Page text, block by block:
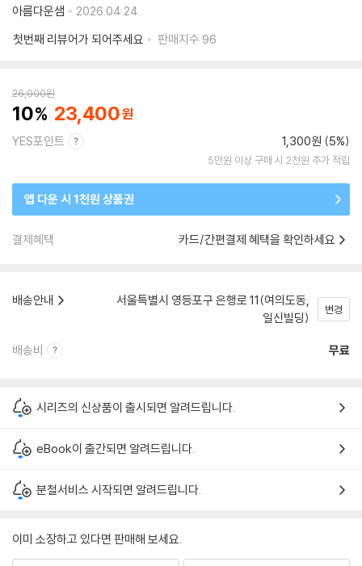
아름다운샘
2026.04.24.
첫번째 리뷰어가 되어주세요
판매지수 96
26,000원
10 23,400
YES포인트 1,300원 (5%)
5만원 이상 구매 시 2천원 추가 적립
앱 다운 시 1천원 상품권
결제혜택 카드/간편결제 혜택을 확인하세요
배송안내
서울특별시 영등포구 은행로 11(여의도동,
일신빌딩)
변경
배송비 무료
시리즈의 신상품이 출시되면 알려드립니다.
eBook이 출간되면 알려드립니다.
분철서비스 시작되면 알려드립니다.
이미 소장하고 있다면 판매해 보세요.